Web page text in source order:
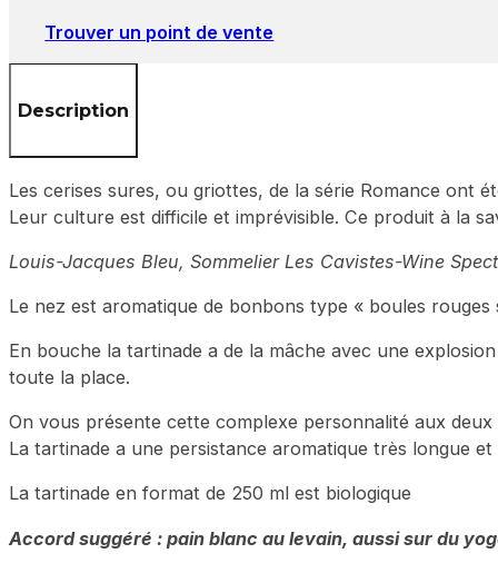
Trouver un point de vente
Description
Les cerises sures, ou griottes, de la série Romance ont
Leur culture est difficile et imprévisible. Ce produit à la
Louis-Jacques Bleu, Sommelier Les Cavistes-Wine
Le nez est aromatique de bonbons type « boules rouges
En bouche la tartinade a de la mâche avec une
toute la place.
On vous présente cette complexe personnalité aux
La tartinade a une persistance aromatique très longue
La tartinade en format de 250 ml est biologique
Accord suggéré : pain blanc au levain, aussi sur du